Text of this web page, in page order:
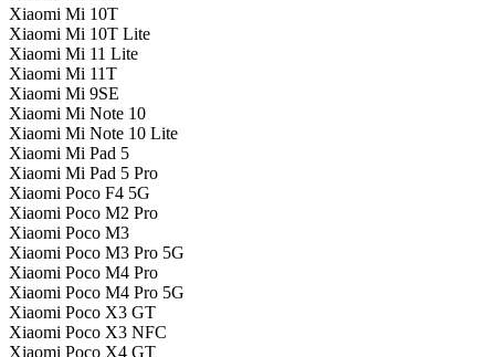
Xiaomi Mi 10T
Xiaomi Mi 10T Lite
Xiaomi Mi 11 Lite
Xiaomi Mi 11T
Xiaomi Mi 9SE
Xiaomi Mi Note 10
Xiaomi Mi Note 10 Lite
Xiaomi Mi Pad 5
Xiaomi Mi Pad 5 Pro
Xiaomi Poco F4 5G
Xiaomi Poco M2 Pro
Xiaomi Poco M3
Xiaomi Poco M3 Pro 5G
Xiaomi Poco M4 Pro
Xiaomi Poco M4 Pro 5G
Xiaomi Poco X3 GT
Xiaomi Poco X3 NFC
Xiaomi Poco X4 GT